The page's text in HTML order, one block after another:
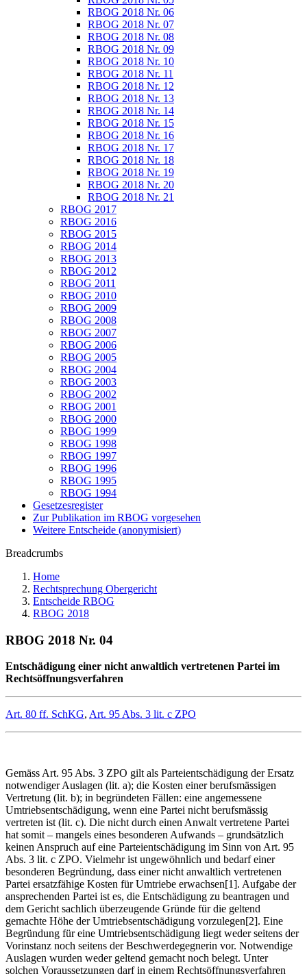
RBOG 2018 Nr. 06
RBOG 2018 Nr. 07
RBOG 2018 Nr. 08
RBOG 2018 Nr. 09
RBOG 2018 Nr. 10
RBOG 2018 Nr. 11
RBOG 2018 Nr. 12
RBOG 2018 Nr. 13
RBOG 2018 Nr. 14
RBOG 2018 Nr. 15
RBOG 2018 Nr. 16
RBOG 2018 Nr. 17
RBOG 2018 Nr. 18
RBOG 2018 Nr. 19
RBOG 2018 Nr. 20
RBOG 2018 Nr. 21
RBOG 2017
RBOG 2016
RBOG 2015
RBOG 2014
RBOG 2013
RBOG 2012
RBOG 2011
RBOG 2010
RBOG 2009
RBOG 2008
RBOG 2007
RBOG 2006
RBOG 2005
RBOG 2004
RBOG 2003
RBOG 2002
RBOG 2001
RBOG 2000
RBOG 1999
RBOG 1998
RBOG 1997
RBOG 1996
RBOG 1995
RBOG 1994
Gesetzesregister
Zur Publikation im RBOG vorgesehen
Weitere Entscheide (anonymisiert)
Breadcrumbs
Home
Rechtsprechung Obergericht
Entscheide RBOG
RBOG 2018
RBOG 2018 Nr. 04
Entschädigung einer nicht anwaltlich vertretenen Partei im
Rechtsöffnungsverfahren
Art. 80 ff. SchKG, Art. 95 Abs. 3 lit. c ZPO
Gemäss Art. 95 Abs. 3 ZPO gilt als Parteientschädigung der Ersatz
notwendiger Auslagen (lit. a); die Kosten einer berufsmässigen
Vertretung (lit. b); in begründeten Fällen: eine angemessene
Umtriebsentschädigung, wenn eine Partei nicht berufsmässig
vertreten ist (lit. c). Die nicht durch einen Anwalt vertretene Partei
hat somit – mangels eines besonderen Aufwands – grundsätzlich
keinen Anspruch auf eine Parteientschädigung im Sinn von Art. 95
Abs. 3 lit. c ZPO. Vielmehr ist ungewöhnlich und bedarf einer
besonderen Begründung, dass einer nicht anwaltlich vertretenen
Partei ersatzfähige Kosten für Umtriebe erwachsen[1]. Aufgabe der
ansprechenden Partei ist es, die Entschädigung zu beantragen und
dem Gericht sachlich überzeugende Gründe für die geltend
gemachte Höhe der Umtriebsentschädigung vorzulegen[2]. Eine
Begründung für eine Umtriebsentschädigung liegt weder seitens der
Vorinstanz noch seitens der Beschwerdegegnerin vor. Notwendige
Auslagen wurden weder geltend gemacht noch belegt. Unter
solchen Voraussetzungen darf in einem Rechtsöffnungsverfahren